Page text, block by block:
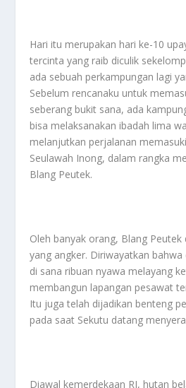
Hari itu merupakan hari ke-10
tercinta yang raib diculik
ada sebuah perkampungan lagi
Sebelum rencanaku untuk
seberang bukit sana, ada
bisa melaksanakan ibadah lima
melanjutkan perjalanan
Seulawah Inong, dalam rangka
Blang Peutek.
Oleh banyak orang, Blang Peutek
yang angker. Diriwayatkan bahwa
di sana ribuan nyawa melayang
membangun lapangan pesawat
Itu juga telah dijadikan benteng
pada saat Sekutu datang
Diawal kemerdekaan RI, hutan